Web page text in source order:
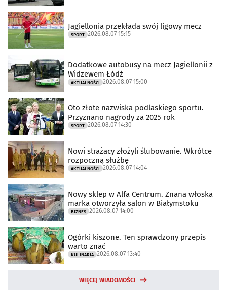
Jagiellonia przekłada swój ligowy mecz
SPORT 2026.08.07 15:15
Dodatkowe autobusy na mecz Jagiellonii z
Widzewem Łódź
AKTUALNOŚCI 2026.08.07 15:00
Oto złote nazwiska podlaskiego sportu.
Przyznano nagrody za 2025 rok
SPORT 2026.08.07 14:30
Nowi strażacy złożyli ślubowanie. Wkrótce
rozpoczną służbę
AKTUALNOŚCI 2026.08.07 14:04
Nowy sklep w Alfa Centrum. Znana włoska
marka otworzyła salon w Białymstoku
BIZNES 2026.08.07 14:00
Ogórki kiszone. Ten sprawdzony przepis
warto znać
KULINARIA 2026.08.07 13:40
WIĘCEJ WIADOMOŚCI